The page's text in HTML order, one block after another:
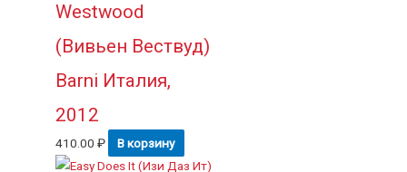
Westwood
(Вивьен Вествуд)
Barni Италия,
2012
410.00₽ В корзину